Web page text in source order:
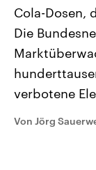
September 2026
Landtag. Seit
Bundesland von
CDU, SPD und
Umfragen,
und
und Kandidaten
Wahl.
Sendungen
Cola-Dosen,
Die
verbotene
Von Jörg